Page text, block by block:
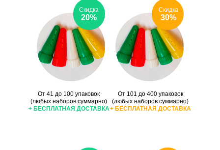
Скидка
20%
Скидка
30%
От 41 до 100 упаковок
(любых наборов суммарно)
+ БЕСПЛАТНАЯ ДОСТАВКА
От 101 до 400 упаковок
(любых наборов суммарно)
+ БЕСПЛАТНАЯ ДОСТАВКА